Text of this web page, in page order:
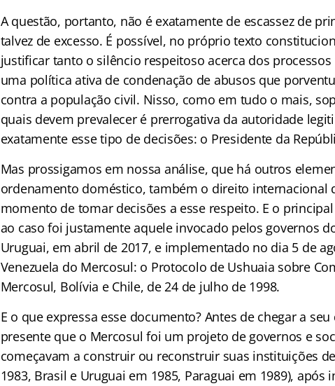
A questão, portanto, não é exatamente de escassez de
talvez de excesso. É possível, no próprio texto
justificar tanto o silêncio respeitoso acerca dos
uma política ativa de condenação de abusos que
contra a população civil. Nisso, como em tudo o mais,
quais devem prevalecer é prerrogativa da autoridade
exatamente esse tipo de decisões: o Presidente da
Mas prossigamos em nossa análise, que há outros
ordenamento doméstico, também o direito internacional
momento de tomar decisões a esse respeito. E o
ao caso foi justamente aquele invocado pelos governos
Uruguai, em abril de 2017, e implementado no dia 5 de
Venezuela do Mercosul: o Protocolo de Ushuaia sobre
Mercosul, Bolívia e Chile, de 24 de julho de 1998.
E o que expressa esse documento? Antes de chegar a
presente que o Mercosul foi um projeto de governos e
começavam a construir ou reconstruir suas instituições
1983, Brasil e Uruguai em 1985, Paraguai em 1989),